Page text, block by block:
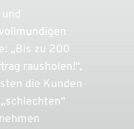
„Bis zu 200
rausholen!“,
die Kunden